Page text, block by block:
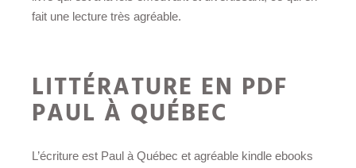
fait une lecture très agréable.
LITTÉRATURE EN PDF
PAUL À QUÉBEC
L’écriture est Paul à Québec et agréable kindle ebooks